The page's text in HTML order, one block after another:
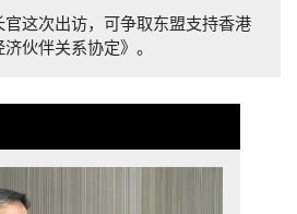
这次出访，可争取东盟支持香港
伙伴关系协定》。